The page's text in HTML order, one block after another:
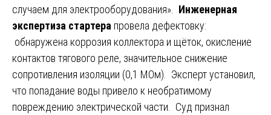
случаем для электрооборудования». Инженерная
экспертиза стартера провела дефектовку:
обнаружена коррозия коллектора и щёток, окисление
контактов тягового реле, значительное снижение
сопротивления изоляции (0,1 МОм). Эксперт установил,
что попадание воды привело к необратимому
повреждению электрической части. Суд признал